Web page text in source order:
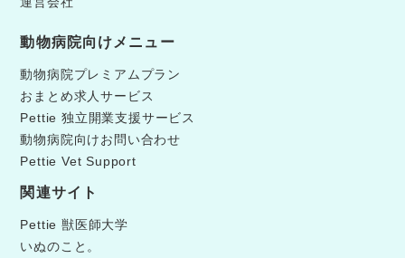
動物病院向けメニュー
動物病院プレミアムプラン
おまとめ求人サービス
Pettie 独立開業支援サービス
動物病院向けお問い合わせ
Pettie Vet Support
関連サイト
Pettie 獣医師大学
いぬのこと。